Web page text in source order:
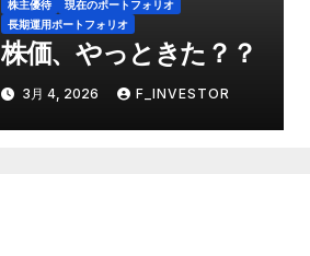
株主優待
現在のポートフォリオ
長期運用ポートフォリオ
株価、やっときた？？
3月 4, 2026 F_INVESTOR